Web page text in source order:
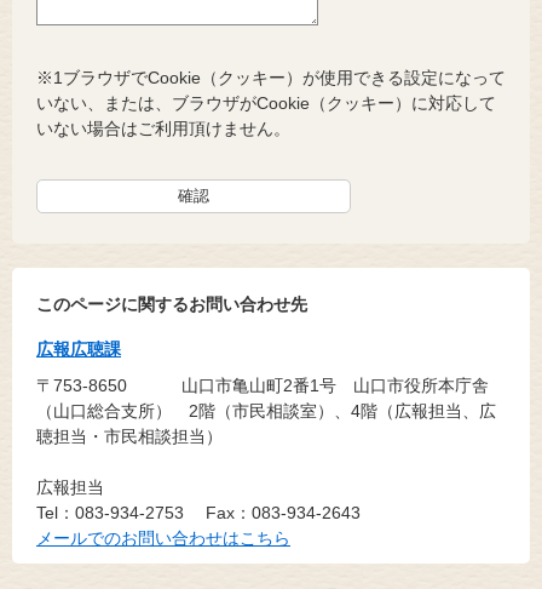
※1ブラウザでCookie（クッキー）が使用できる設定になって
いない、または、ブラウザがCookie（クッキー）に対応して
いない場合はご利用頂けません。
このページに関するお問い合わせ先
広報広聴課
〒753-8650
山口市亀山町2番1号 山口市役所本庁舎
（山口総合支所） 2階（市民相談室）、4階（広報担当、広
聴担当・市民相談担当）
広報担当
Tel：083-934-2753
Fax：083-934-2643
メールでのお問い合わせはこちら